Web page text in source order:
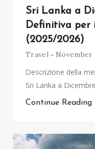
Sri Lanka a
Definitiva per
(2025/2026)
Travel November
Descrizione della
Sri Lanka a
Continue Reading